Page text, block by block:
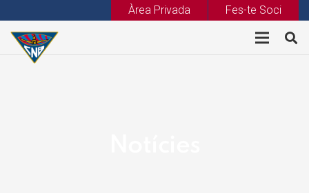
Àrea Privada Fes-te Soci